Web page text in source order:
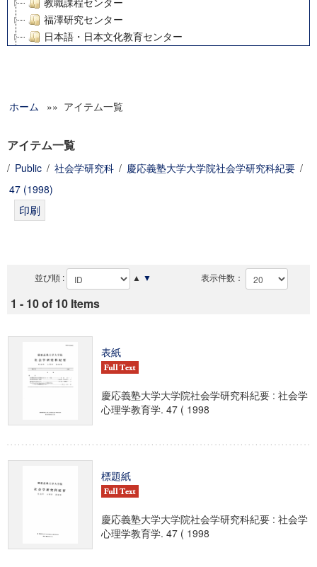
教職課程センター
福澤研究センター
日本語・日本文化教育センター
グローバルリサーチインスティテュート
科学研究費補助金研究成果報告書
慶應義塾大学グローバルCOEプログラム市民社会ガバナンス
慶應義塾大学グローバルCOEプログラム論理と感性の先端的
学術雑誌掲載論文等(8)
ホーム »» アイテム一覧
アイテム一覧
/ Public / 社会学研究科 / 慶応義塾大学大学院社会学研究科紀要 /
47 (1998)
並び順 : ▲ ▼ 表示件数：
1 - 10 of 10 Items
表紙
慶応義塾大学大学院社会学研究科紀要 : 社会学
心理学教育学. 47 ( 1998
標題紙
慶応義塾大学大学院社会学研究科紀要 : 社会学
心理学教育学. 47 ( 1998